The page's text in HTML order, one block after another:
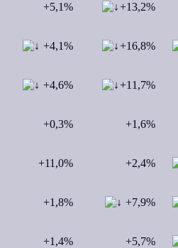
+5,1% +13,2%
+4,1% +16,8%
+4,6% +11,7%
+0,3% +1,6%
+11,0% +2,4%
+1,8% +7,9%
+1,4% +5,7%